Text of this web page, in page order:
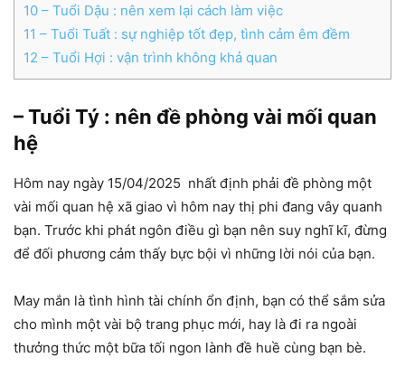
10 – Tuổi Dậu : nên xem lại cách làm việc
11 – Tuổi Tuất : sự nghiệp tốt đẹp, tình cảm êm đềm
12 – Tuổi Hợi : vận trình không khả quan
– Tuổi Tý : nên đề phòng vài mối quan
hệ
Hôm nay ngày 15/04/2025 nhất định phải đề phòng một
vài mối quan hệ xã giao vì hôm nay thị phi đang vây quanh
bạn. Trước khi phát ngôn điều gì bạn nên suy nghĩ kĩ, đừng
để đối phương cảm thấy bực bội vì những lời nói của bạn.
May mắn là tình hình tài chính ổn định, bạn có thể sắm sửa
cho mình một vài bộ trang phục mới, hay là đi ra ngoài
thưởng thức một bữa tối ngon lành đề huề cùng bạn bè.